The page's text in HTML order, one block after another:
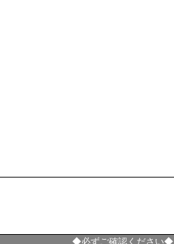
◆必ずご確認ください◆